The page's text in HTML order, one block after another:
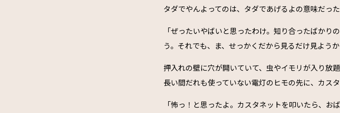
タダでやんよってのは、タダであげるよの意味だった
「ぜったいやばいと思ったわけ。知り合ったばかり
う。それでも、ま、せっかくだから見るだけ見よう
押入れの壁に穴が開いていて、虫やイモリが入り放
長い間だれも使っていない電灯のヒモの先に、カス
「怖っ！と思ったよ。カスタネットを叩いたら、お